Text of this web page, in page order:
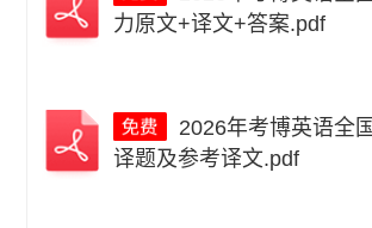
力原文+译文+答案.pdf
译题及参考译文.pdf